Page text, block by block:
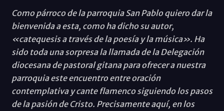
Como párroco de la parroquia San Pablo quiero dar la
bienvenida a esta, como ha dicho su autor,
«catequesis a través de la poesía y la música». Ha
sido toda una sorpresa la llamada de la Delegación
diocesana de pastoral gitana para ofrecer a nuestra
parroquia este encuentro entre oración
contemplativa y cante flamenco siguiendo los pasos
de la pasión de Cristo. Precisamente aquí, en los